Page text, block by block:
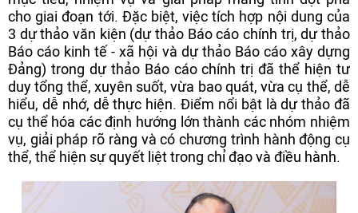
cho giai đoạn tới. Đặc biệt, việc tích hợp nội dung của
3 dự thảo văn kiện (dự thảo Báo cáo chính trị, dự thảo
Báo cáo kinh tế - xã hội và dự thảo Báo cáo xây dựng
Đảng) trong dự thảo Báo cáo chính trị đã thể hiện tư
duy tổng thể, xuyên suốt, vừa bao quát, vừa cụ thể, dễ
hiểu, dễ nhớ, dễ thực hiện. Điểm nổi bật là dự thảo đã
cụ thể hóa các định hướng lớn thành các nhóm nhiệm
vụ, giải pháp rõ ràng và có chương trình hành động cụ
thể, thể hiện sự quyết liệt trong chỉ đạo và điều hành.